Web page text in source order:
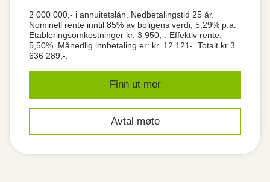
2 000 000,- i annuitetslån. Nedbetalingstid 25 år.
Nominell rente inntil 85% av boligens verdi, 5,29% p.a.
Etableringsomkostninger kr. 3 950,-. Effektiv rente:
5,50%. Månedlig innbetaling er: kr. 12 121-. Totalt kr 3
636 289,-.
Finn ut mer
Avtal møte